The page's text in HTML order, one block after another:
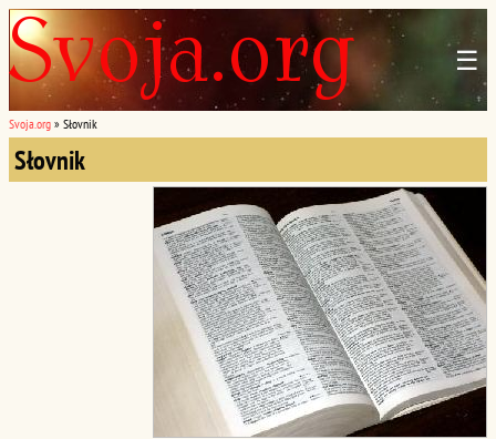
☰
Svoja.org » Słovnik
Słovnik